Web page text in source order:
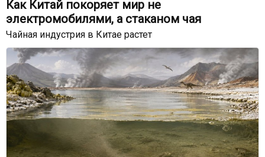
Как Китай покоряет мир не
электромобилями, а стаканом чая
Чайная индустрия в Китае растет